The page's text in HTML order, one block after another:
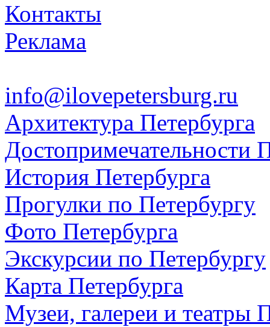
Контакты
Реклама
info@ilovepetersburg.ru
Архитектура Петербурга
Достопримечательности
История Петербурга
Прогулки по Петербургу
Фото Петербурга
Экскурсии по Петербургу
Карта Петербурга
Музеи, галереи и театры